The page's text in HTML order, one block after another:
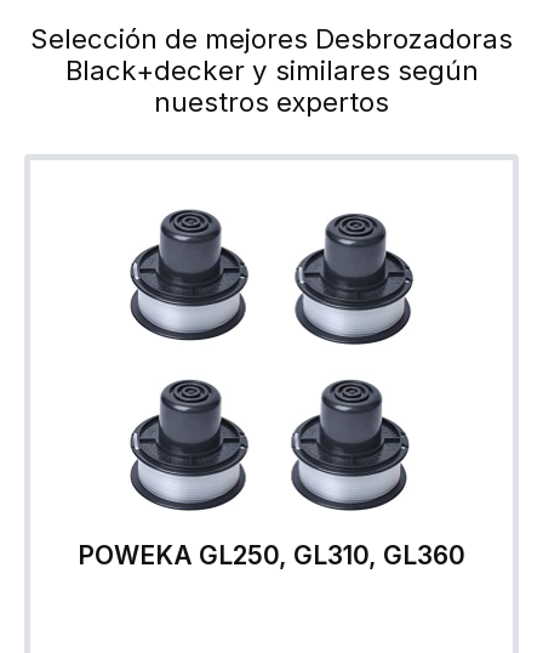
Selección de mejores Desbrozadoras
Black+decker y similares según
nuestros expertos
POWEKA GL250, GL310, GL360